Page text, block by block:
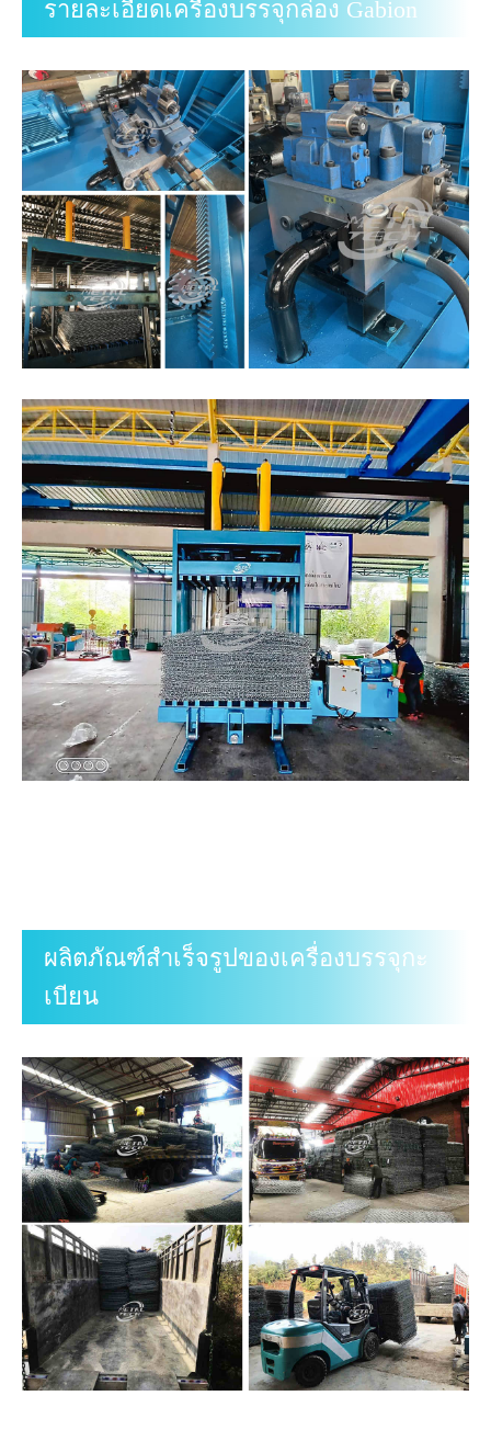
รายละเอียดเครื่องบรรจุกล่อง Gabion
ผลิตภัณฑ์สำเร็จรูปของเครื่องบรรจุกะ
เบียน